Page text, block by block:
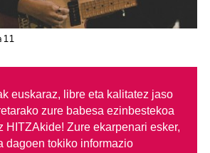
11
euskaraz, libre eta kalitatez jaso
zure babesa ezinbestekoa
HITZAkide! Zure ekarpenari esker,
dagoen tokiko informazio